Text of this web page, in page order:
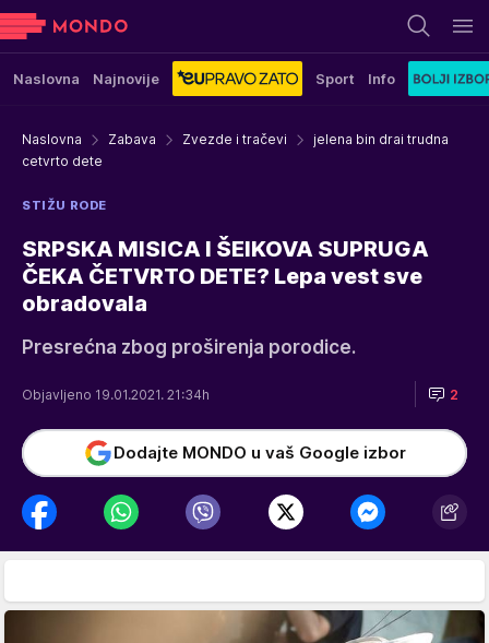
Naslovna Najnovije Sport Info
Naslovna Zabava Zvezde i tračevi
jelena bin drai trudna
cetvrto dete
STIŽU RODE
SRPSKA MISICA I ŠEIKOVA SUPRUGA
ČEKA ČETVRTO DETE? Lepa vest sve
obradovala
Presrećna zbog proširenja porodice.
Objavljeno 19.01.2021. 21:34h 2
Dodajte MONDO u vaš Google izbor